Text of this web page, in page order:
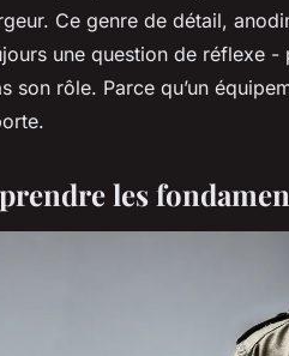
Ce genre de détail,
une question de réflexe
son rôle. Parce qu’un
les